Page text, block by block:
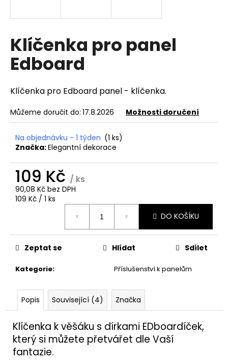
Klíčenka pro panel
Edboard
Klíčenka pro Edboard panel - klíčenka.
Můžeme doručit do: 17.8.2026 Možnosti doručení
Na objednávku - 1 týden (1 ks)
Značka:Elegantní dekorace
109 Kč / ks
90,08 Kč bez DPH
Měrná
109 Kč / 1 ks
DO KOŠÍKU
Kategorie: Příslušenství k panelům
Zeptat se Hlídat Sdílet
Popis Související (4) Značka
Klíčenka k věšáku s dírkami EDboardíček,
který si můžete přetvářet dle Vaší
fantazie.
í
t
?
HLEDAT
D
o
p
o
e
m
20X100
77
Kč